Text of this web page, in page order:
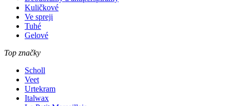
Kuličkové
Ve spreji
Tuhé
Gelové
Top značky
Scholl
Veet
Urtekram
Italwax